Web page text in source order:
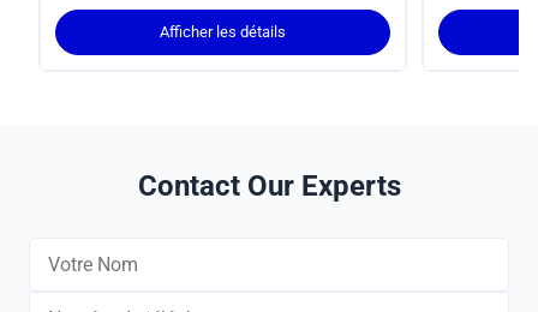
Afficher les détails
Contact Our Experts